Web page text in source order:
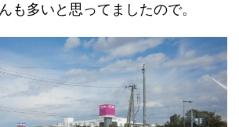
も多いと思ってましたので。